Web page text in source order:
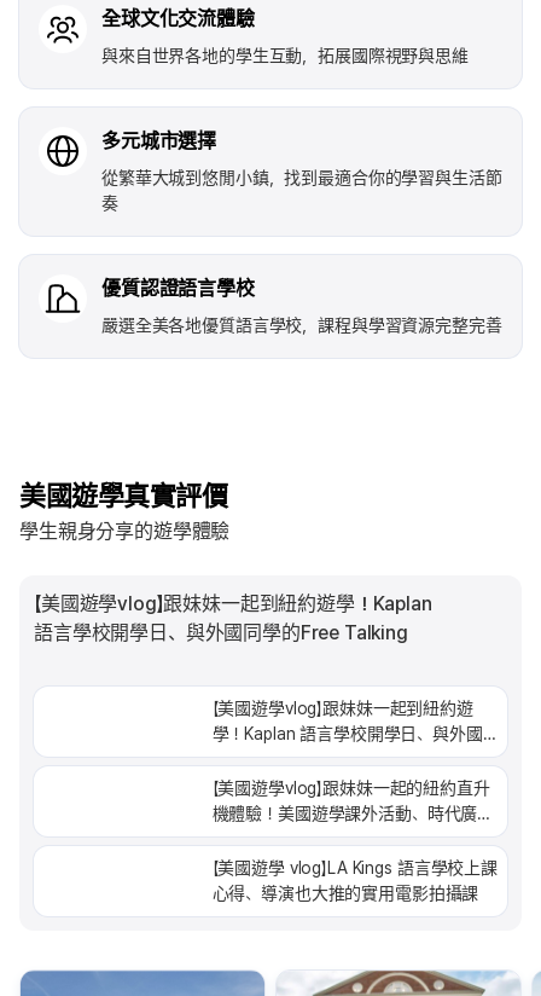
全球文化交流體驗
與來自世界各地的學生互動，拓展國際視野與思維
多元城市選擇
從繁華大城到悠閒小鎮，找到最適合你的學習與生活節
奏
優質認證語言學校
嚴選全美各地優質語言學校，課程與學習資源完整完善
美國遊學真實評價
學生親身分享的遊學體驗
【美國遊學vlog】跟妹妹一起到紐約遊學！Kaplan
語言學校開學日、與外國同學的Free Talking
【美國遊學vlog】跟妹妹一起到紐約遊
學！Kaplan 語言學校開學日、與外國
同學的Free Talking
【美國遊學vlog】跟妹妹一起的紐約直升
機體驗！美國遊學課外活動、時代廣
場、遊學日常
【美國遊學 vlog】LA Kings 語言學校上課
心得、導演也大推的實用電影拍攝課